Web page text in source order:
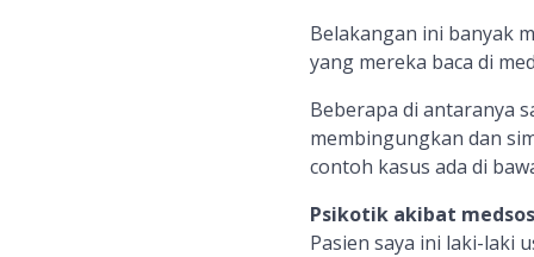
Belakangan ini banyak
yang mereka baca di
Beberapa di antaranya
membingungkan dan
contoh kasus ada di
Psikotik akibat medsos
Pasien saya ini laki-laki